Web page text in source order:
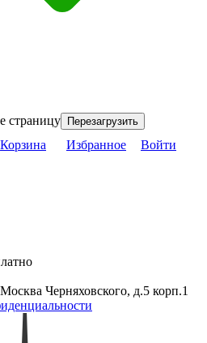
страницу Перезагрузить
Корзина Избранное Войти
Черняховского, д.5 корп.1